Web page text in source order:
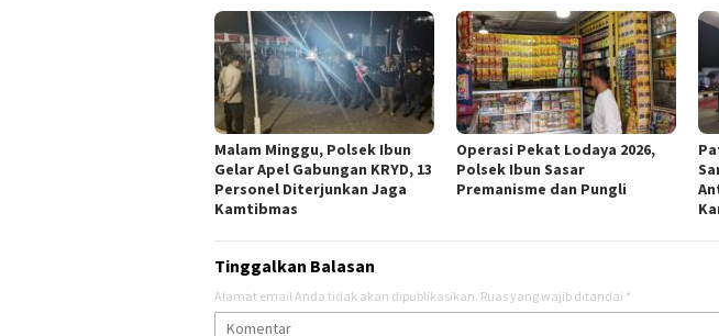
Malam Minggu, Polsek Ibun
Gelar Apel Gabungan KRYD, 13
Personel Diterjunkan Jaga
Kamtibmas
Operasi Pekat Lodaya 2026,
Polsek Ibun Sasar
Premanisme dan Pungli
Tinggalkan Balasan
Alamat email Anda tidak akan dipublikasikan. Ruas yang wajib ditandai *